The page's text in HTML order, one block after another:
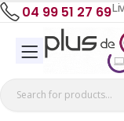
04 99 51 27 69